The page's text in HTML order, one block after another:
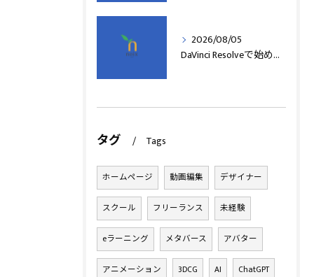
2026/08/05
DaVinci Resolveで始める動画編集基本術
タグ Tags
ホームページ 動画編集 デザイナー
スクール フリーランス 未経験
eラーニング メタバース アバター
アニメーション 3DCG AI ChatGPT